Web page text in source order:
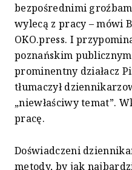
bezpośrednimi
wylecą z pracy – mówi
OKO.press. I
poznańskim
prominentny działacz
tłumaczył
„niewłaściwy temat”.
pracę.
Doświadczeni
metody, by jak